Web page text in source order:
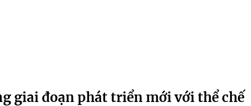
Infographic
giai đoạn phát triển mới với thể chế